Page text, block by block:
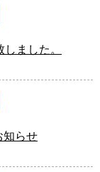
ました。
知らせ